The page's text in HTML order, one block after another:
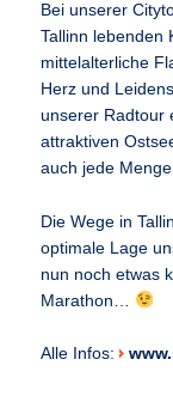
Bei unserer
Tallinn lebenden
mittelalterliche
Herz und
unserer Radtour
attraktiven
auch jede
Die Wege in
optimale Lage
nun noch etwas
Marathon…
Alle Infos: